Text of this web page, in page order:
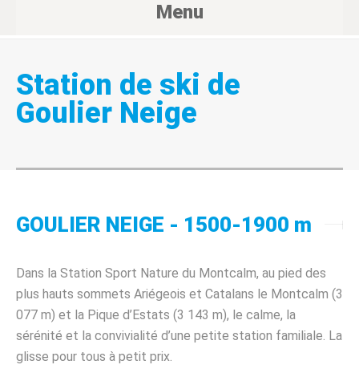
Menu
Station de ski de
Goulier Neige
GOULIER NEIGE - 1500-1900 m
Dans la Station Sport Nature du Montcalm, au pied des
plus hauts sommets Ariégeois et Catalans le Montcalm (3
077 m) et la Pique d’Estats (3 143 m), le calme, la
sérénité et la convivialité d’une petite station familiale. La
glisse pour tous à petit prix.